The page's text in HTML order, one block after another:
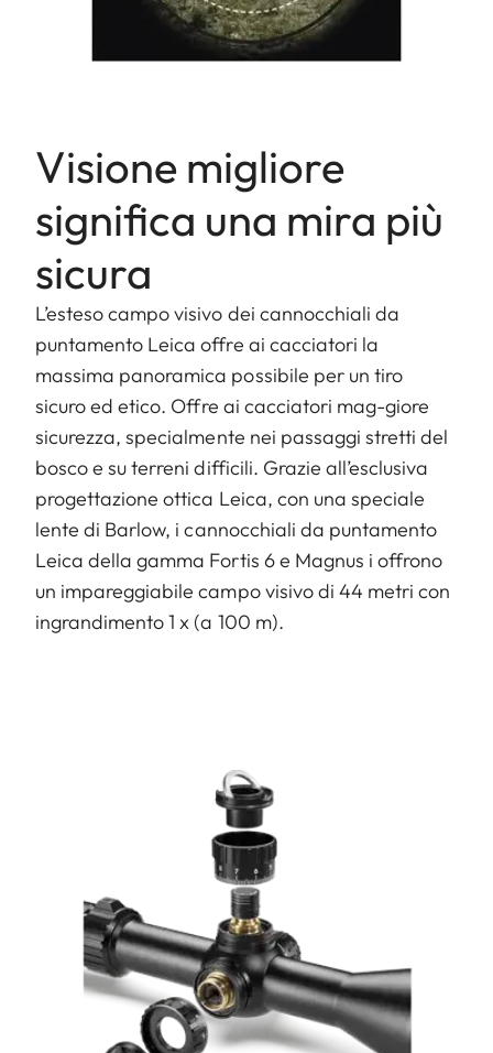
Visione migliore
significa una mira più
sicura
L’esteso campo visivo dei cannocchiali da
puntamento Leica offre ai cacciatori la
massima panoramica possibile per un tiro
sicuro ed etico. Offre ai cacciatori mag-giore
sicurezza, specialmente nei passaggi stretti del
bosco e su terreni difficili. Grazie all’esclusiva
progettazione ottica Leica, con una speciale
lente di Barlow, i cannocchiali da puntamento
Leica della gamma Fortis 6 e Magnus i offrono
un impareggiabile campo visivo di 44 metri con
ingrandimento 1 x (a 100 m).